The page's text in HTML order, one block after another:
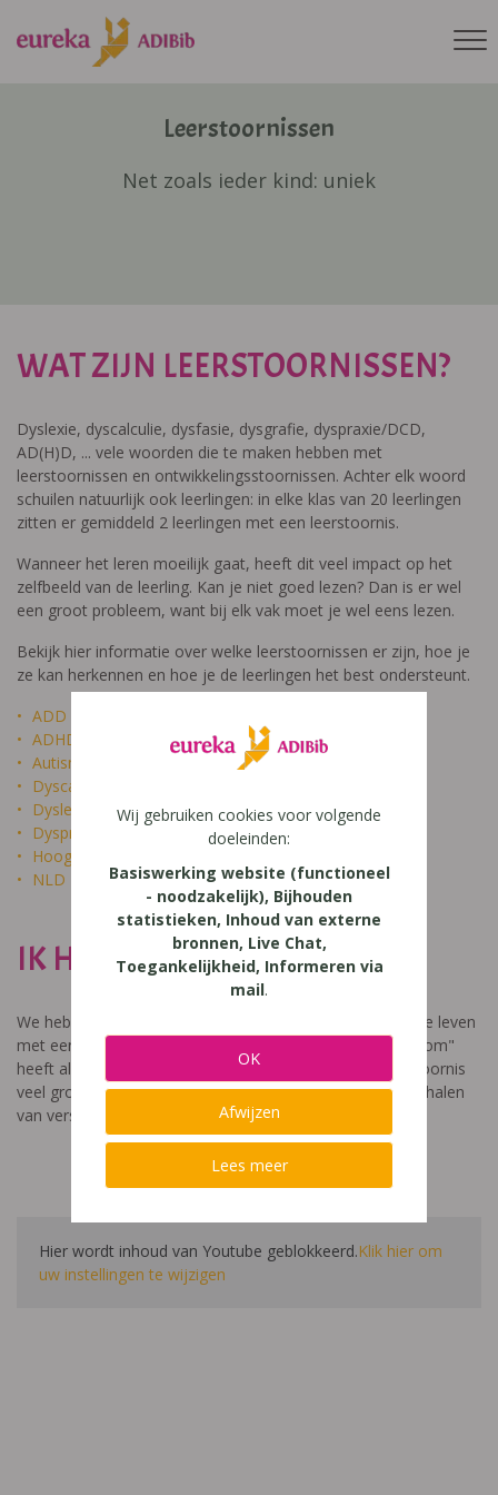
Leerstoornissen
Net zoals ieder kind: uniek
WAT ZIJN LEERSTOORNISSEN?
Dyslexie, dyscalculie, dysfasie, dysgrafie, dyspraxie/DCD,
AD(H)D, ... vele woorden die te maken hebben met
leerstoornissen en ontwikkelingsstoornissen. Achter elk woord
schuilen natuurlijk ook leerlingen: in elke klas van 20 leerlingen
zitten er gemiddeld 2 leerlingen met een leerstoornis.
Wanneer het leren moeilijk gaat, heeft dit veel impact op het
zelfbeeld van de leerling. Kan je niet goed lezen? Dan is er wel
een groot probleem, want bij elk vak moet je wel eens lezen.
Bekijk hier informatie over welke leerstoornissen er zijn, hoe je
ze kan herkennen en hoe je de leerlingen het best ondersteunt.
ADD
ADHD
Autisme
Dyscalculie
Dyslexie
Dyspraxie
Hoogbegaafdheid
NLD
IK HEET NIET DOM
We hebben een video gemaakt die toont hoe het is om te leven
met een leerstoornis. De film met als titel: "Ik heet niet dom"
heeft als doel aan te tonen dat de impact van een leerstoornis
veel groter is dan enkel wat je ziet in de klas. Je hoort verhalen
van verschillende leerlingen en ouders.
Hier wordt inhoud van Youtube geblokkeerd.Klik hier om
uw instellingen te wijzigen
Wij gebruiken cookies voor volgende
doeleinden:
Basiswerking website (functioneel
- noodzakelijk), Bijhouden
statistieken, Inhoud van externe
bronnen, Live Chat,
Toegankelijkheid, Informeren via
mail.
OK
Afwijzen
Lees meer